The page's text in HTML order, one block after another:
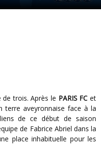
trois. Après le PARIS FC et
terre aveyronnaise face à la
de ce début de saison
de Fabrice Abriel dans la
place inhabituelle pour les